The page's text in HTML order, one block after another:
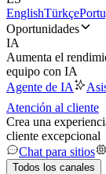
EnglishTürkçe
Oportunidades
IA
Aumenta el
equipo con IA
Agente de IA
Atención al cliente
Crea una
cliente excepcional
Chat para sitios
Todos los canales